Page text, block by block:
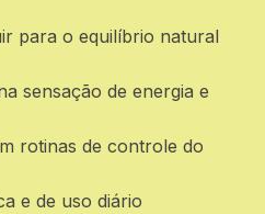
para o equilíbrio natural
sensação de energia e
rotinas de controle do
e de uso diário